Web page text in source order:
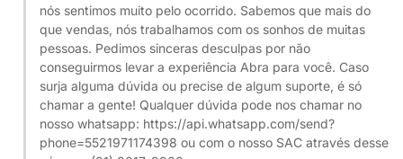
nós sentimos muito pelo ocorrido. Sabemos que mais do
que vendas, nós trabalhamos com os sonhos de muitas
pessoas. Pedimos sinceras desculpas por não
conseguirmos levar a experiência Abra para você. Caso
surja alguma dúvida ou precise de algum suporte, é só
chamar a gente! Qualquer dúvida pode nos chamar no
nosso whatsapp: https://api.whatsapp.com/send?
phone=5521971174398 ou com o nosso SAC através desse